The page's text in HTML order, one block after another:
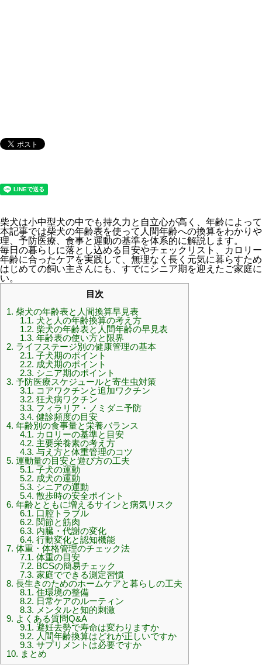
柴犬は小中型犬の中でも持久力と自立心が高く、年齢によっ
本記事では柴犬の年齢表を使って人間年齢への換算をわかり
理、予防医療、食事と運動の基準を体系的に解説します。
毎日の暮らしに落とし込める目安やチェックリスト、カロリ
年齢に合ったケアを実践して、無理なく長く元気に暮らすた
はじめての飼い主さんにも、すでにシニア期を迎えたご家庭
い。
目次
1. 柴犬の年齢表と人間換算早見表
1.1. 犬と人の年齢換算の考え方
1.2. 柴犬の年齢表と人間年齢の早見表
1.3. 年齢表の使い方と限界
2. ライフステージ別の健康管理の基本
2.1. 子犬期のポイント
2.2. 成犬期のポイント
2.3. シニア期のポイント
3. 予防医療スケジュールと寄生虫対策
3.1. コアワクチンと追加ワクチン
3.2. 狂犬病ワクチン
3.3. フィラリア・ノミダニ予防
3.4. 健診頻度の目安
4. 年齢別の食事量と栄養バランス
4.1. カロリーの基準と目安
4.2. 主要栄養素の考え方
4.3. 与え方と体重管理のコツ
5. 運動量の目安と遊び方の工夫
5.1. 子犬の運動
5.2. 成犬の運動
5.3. シニアの運動
5.4. 散歩時の安全ポイント
6. 年齢とともに増えるサインと病気リスク
6.1. 口腔トラブル
6.2. 関節と筋肉
6.3. 内臓・代謝の変化
6.4. 行動変化と認知機能
7. 体重・体格管理のチェック法
7.1. 体重の目安
7.2. BCSの簡易チェック
7.3. 家庭でできる測定習慣
8. 長生きのためのホームケアと暮らしの工夫
8.1. 住環境の整備
8.2. 日常ケアのルーティン
8.3. メンタルと知的刺激
9. よくある質問Q&A
9.1. 避妊去勢で寿命は変わりますか
9.2. 人間年齢換算はどれが正しいですか
9.3. サプリメントは必要ですか
10. まとめ